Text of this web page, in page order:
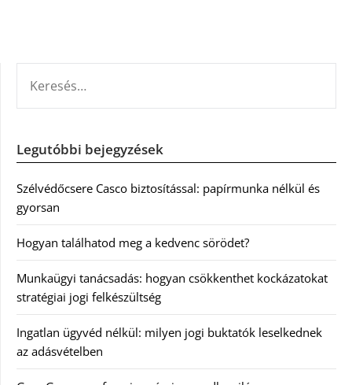
Legutóbbi bejegyzések
Szélvédőcsere Casco biztosítással: papírmunka nélkül és
gyorsan
Hogyan találhatod meg a kedvenc sörödet?
Munkaügyi tanácsadás: hogyan csökkenthet kockázatokat
stratégiai jogi felkészültség
Ingatlan ügyvéd nélkül: milyen jogi buktatók leselkednek
az adásvételben